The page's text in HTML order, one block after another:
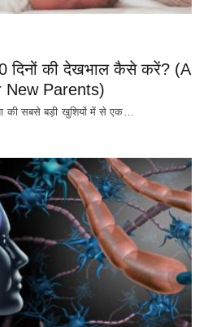
दिनों की देखभाल कैसे करें? (A
New Parents)
की सबसे बड़ी खुशियों में से एक…